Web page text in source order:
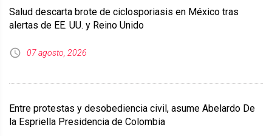
Salud descarta brote de ciclosporiasis en México tras
alertas de EE. UU. y Reino Unido
07 agosto, 2026
Entre protestas y desobediencia civil, asume Abelardo De
la Espriella Presidencia de Colombia